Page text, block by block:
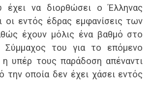
έχει να διορθώσει ο Έλληνας
οι εντός έδρας εμφανίσεις των
έχουν μόλις ένα βαθμό στο
Σύμμαχος του για το επόμενο
η υπέρ τους παράδοση απέναντι
την οποία δεν έχει χάσει εντός